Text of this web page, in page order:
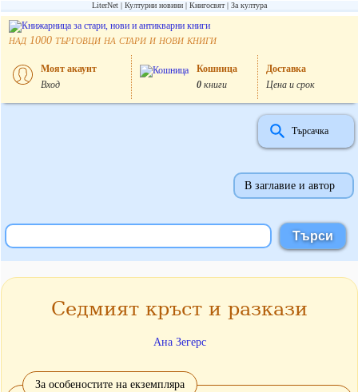
LiterNet Културни новини Книгосвят За култура
над 1000 търговци на стари и нови книги
Моят акаунт
Вход
Кошница
0книги
Доставка
Цена и срок
Търсачка
В заглавие и автор
Седмият кръст и разкази
Ана Зегерс
За особеностите на екземпляра